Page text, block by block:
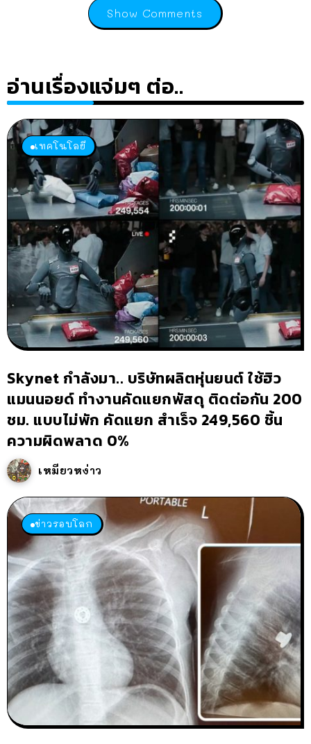
Show Comments
อ่านเรื่องแจ่มๆ ต่อ..
เทคโนโลยี
Skynet กำลังมา.. บริษัทผลิตหุ่นยนต์ ใช้ฮิว
แมนนอยด์ ทำงานคัดแยกพัสดุ ติดต่อกัน 200
ชม. แบบไม่พัก คัดแยก สำเร็จ 249,560 ชิ้น
ความผิดพลาด 0%
เหมียวหง่าว
ข่าวรอบโลก